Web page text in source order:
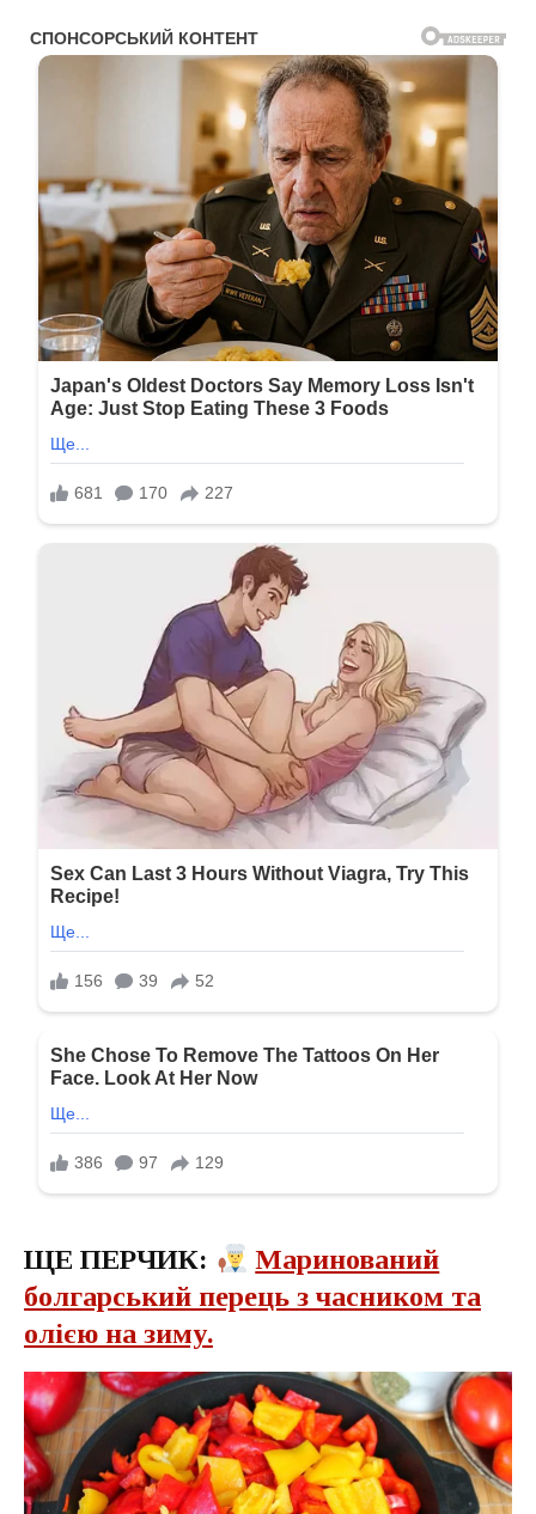
ЩЕ ПЕРЧИК:
Маринований
болгарський перець з часником та
олією на зиму.